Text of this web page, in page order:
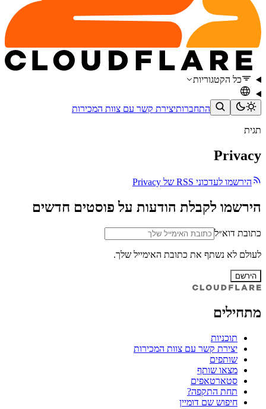
כל הקטגוריות
התחברותיצירת קשר עם צוות המכירות
תגית
Privacy
הירשמו לעדכוני RSS של Privacy
הירשמו לקבלת הודעות על פוסטים חדשים
כתובת דוא״ל
לעולם לא נשתף את כתובת האימייל שלך.
הירשם
מתחילים
תוכניות
יצירת קשר עם צוות המכירות
שותפים
מצאו שותף
סטארטאפים
תחת התקפה?
חיפוש שם דומיין